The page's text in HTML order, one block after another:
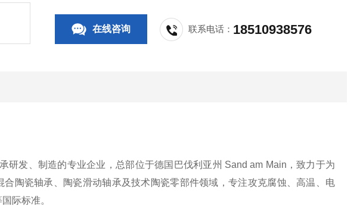
在线咨询 联系电话： 18510938576
发、制造的专业企业，总部位于德国巴伐利亚州 Sand am Main，致力于为
陶瓷轴承、陶瓷滑动轴承及技术陶瓷零部件领域，专注攻克腐蚀、高温、电
际标准。